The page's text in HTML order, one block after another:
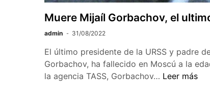
Muere Mijaíl Gorbachov, el
admin 31/08/2022
El último presidente de la URSS y padre
Gorbachov, ha fallecido en Moscú a la
la agencia TASS, Gorbachov… Muere
Leer más